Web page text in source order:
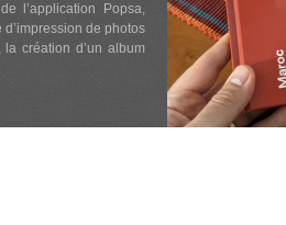
l’application Popsa,
de photos
création d’un album